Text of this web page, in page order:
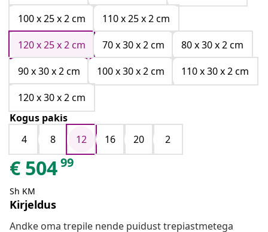
100 x 25 x 2 cm
110 x 25 x 2 cm
120 x 25 x 2 cm
70 x 30 x 2 cm
80 x 30 x 2 cm
90 x 30 x 2 cm
100 x 30 x 2 cm
110 x 30 x 2 cm
120 x 30 x 2 cm
Kogus pakis
4
8 12 16 20 2
€ 50499
Sh KM
Kirjeldus
Andke oma trepile nende puidust trepiastmetega